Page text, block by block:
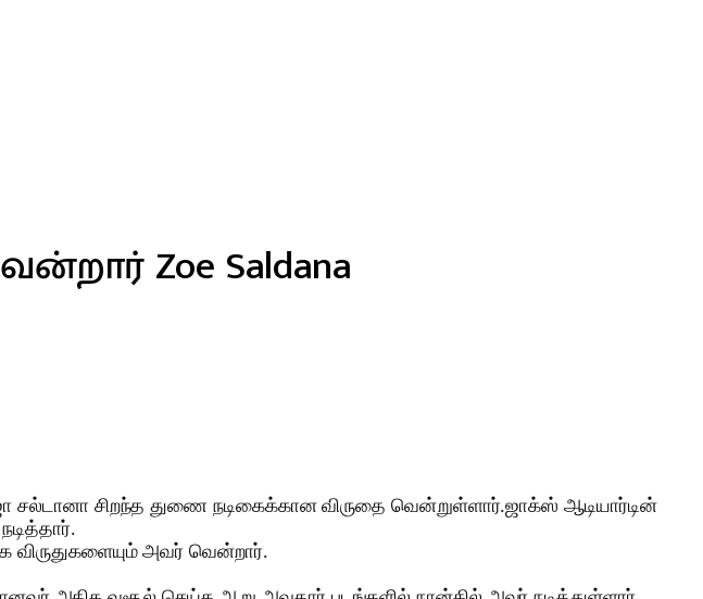
Zoe Saldana
சல்டானா சிறந்த துணை நடிகைக்கான விருதை வென்றுள்ளார்.ஜாக்ஸ் ஆடியார்டின்
விருதுகளையும் அவர் வென்றார்.